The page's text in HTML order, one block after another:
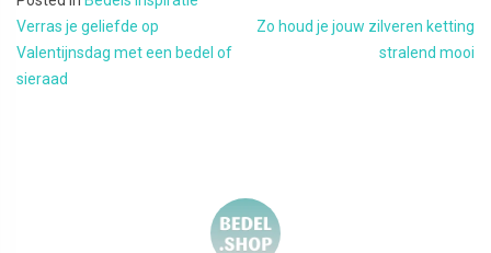
Bericht navigatie
Verras je geliefde op
Valentijnsdag met een bedel of
sieraad
Zo houd je jouw zilveren ketting
stralend mooi